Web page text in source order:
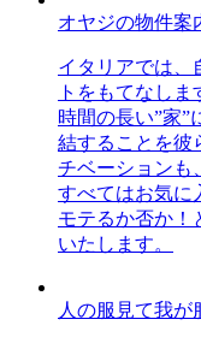
オヤジの物件案
イタリアでは、
トをもてなし
時間の長い”家”
結することを彼
チベーションも
すべてはお気に
モテるか否か！
いたします。
人の服見て我が